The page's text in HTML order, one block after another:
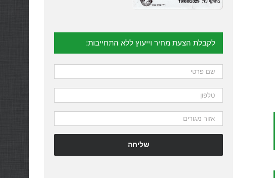
לקבלת הצעת מחיר וייעוץ ללא התחייבות: